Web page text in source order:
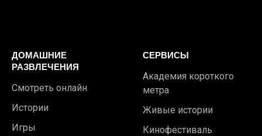
ДОМАШНИЕ
РАЗВЛЕЧЕНИЯ
Смотреть онлайн
Истории
Игры
СЕРВИСЫ
Академия короткого
метра
Живые истории
Кинофестиваль